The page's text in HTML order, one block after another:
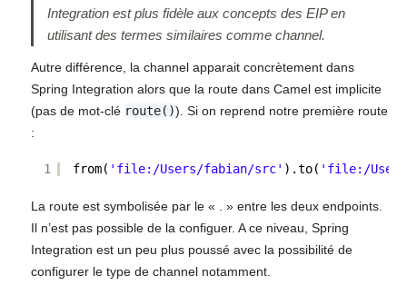
Integration est plus fidèle aux concepts des EIP en
utilisant des termes similaires comme channel.
Autre différence, la channel apparait concrètement dans
Spring Integration alors que la route dans Camel est implicite
(pas de mot-clé route()). Si on reprend notre première route
:
1 from( 'file:/Users/fabian/src' ).to( 'file:/
La route est symbolisée par le « . » entre les deux endpoints.
Il n’est pas possible de la configuer. A ce niveau, Spring
Integration est un peu plus poussé avec la possibilité de
configurer le type de channel notamment.